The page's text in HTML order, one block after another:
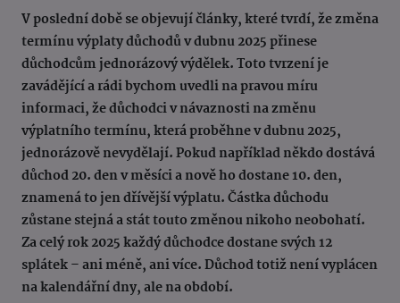
V poslední době se objevují články, které tvrdí, že změna
termínu výplaty důchodů v dubnu 2025 přinese
důchodcům jednorázový výdělek. Toto tvrzení je
zavádějící a rádi bychom uvedli na pravou míru
informaci, že důchodci v návaznosti na změnu
výplatního termínu, která proběhne v dubnu 2025,
jednorázově nevydělají. Pokud například někdo dostává
důchod 20. den v měsíci a nově ho dostane 10. den,
znamená to jen dřívější výplatu. Částka důchodu
zůstane stejná a stát touto změnou nikoho neobohatí.
Za celý rok 2025 každý důchodce dostane svých 12
splátek – ani méně, ani více. Důchod totiž není vyplácen
na kalendářní dny, ale na období.